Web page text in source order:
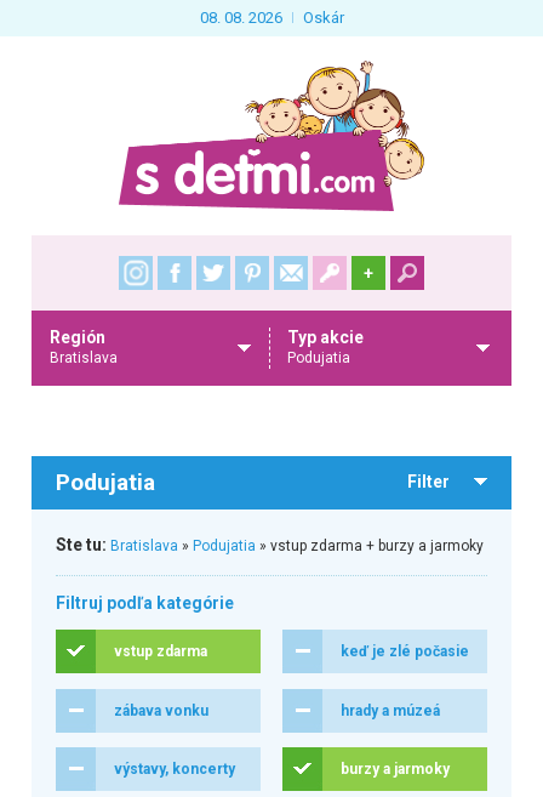
08. 08. 2026 Oskár
+
Región
Bratislava
Typ akcie
Podujatia
Podujatia Filter
Ste tu: Bratislava » Podujatia » vstup zdarma + burzy a jarmoky
Filtruj podľa kategórie
vstup zdarma keď je zlé počasie
zábava vonku hrady a múzeá
výstavy, koncerty burzy a jarmoky